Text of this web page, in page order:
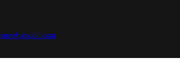
speakymobil.com